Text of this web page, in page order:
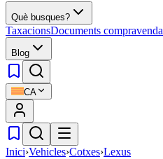
Què busques?
TaxacionsDocuments compravenda
Blog
CA
Inici›Vehicles›Cotxes›Lexus